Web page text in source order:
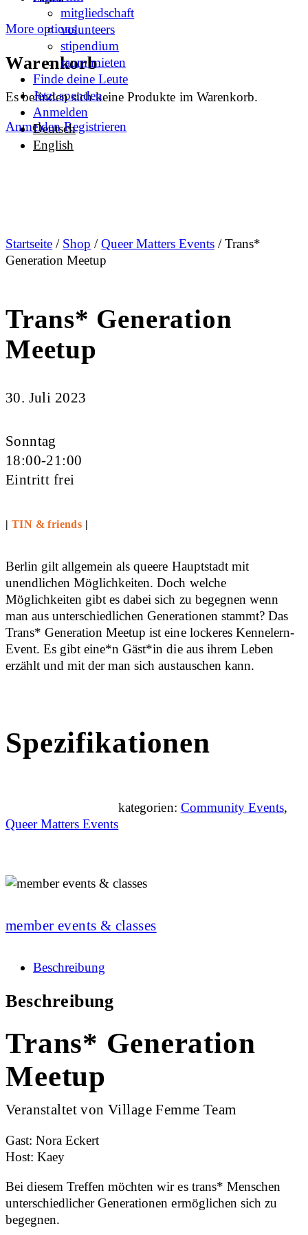
More options
Warenkorb
Es befinden sich keine Produkte im Warenkorb.
Anmelden Registrieren
mitgliedschaft
volunteers
stipendium
raum mieten
Finde deine Leute
Jetzt spenden
Anmelden
Deutsch
English
Startseite / Shop /Queer Matters Events/ Trans*
Generation Meetup
Trans* Generation
Meetup
30. Juli 2023
Sonntag
18:00-21:00
Eintritt frei
| TIN & friends |
Berlin gilt allgemein als queere Hauptstadt mit
unendlichen Möglichkeiten. Doch welche
Möglichkeiten gibt es dabei sich zu begegnen wenn
man aus unterschiedlichen Generationen stammt? Das
Trans* Generation Meetup ist eine lockeres Kennelern-
Event. Es gibt eine*n Gäst*in die aus ihrem Leben
erzählt und mit der man sich austauschen kann.
Spezifikationen
kategorien: Community Events,
Queer Matters Events
member events & classes
Beschreibung
Beschreibung
Trans* Generation
Meetup
Veranstaltet von Village Femme Team
Gast: Nora Eckert
Host: Kaey
Bei diesem Treffen möchten wir es trans* Menschen
unterschiedlicher Generationen ermöglichen sich zu
begegnen.